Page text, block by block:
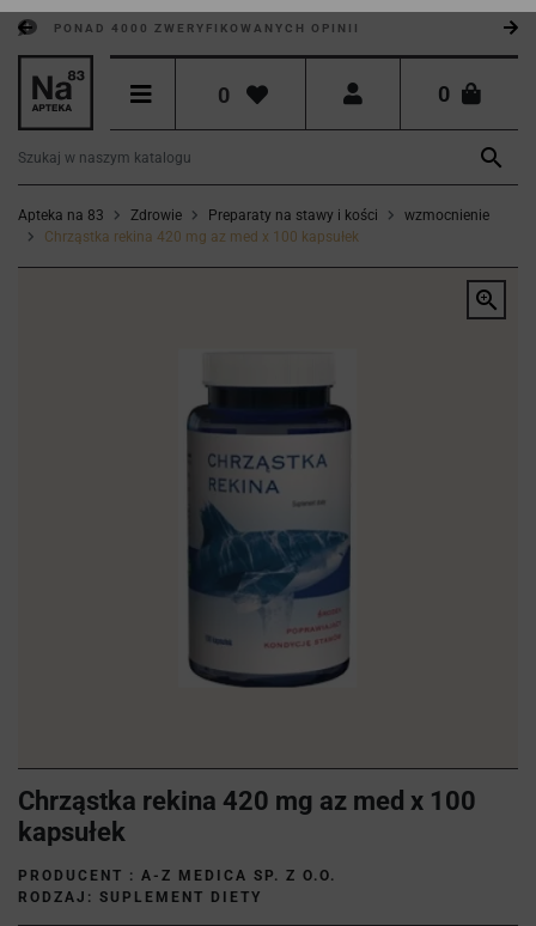
PONAD 4000 ZWERYFIKOWANYCH OPINII
0 0

Apteka na 83 Zdrowie Preparaty na stawy i kości
wzmocnienie
Chrząstka rekina 420 mg az med x 100 kapsułek

Chrząstka rekina 420 mg az med x 100
kapsułek
PRODUCENT : A-Z MEDICA SP. Z O.O.
RODZAJ: SUPLEMENT DIETY